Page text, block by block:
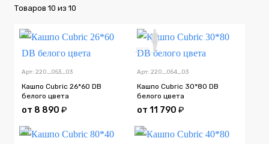
Товаров 10 из 10
Арт: 220_053_03
Кашпо Cubric 26*60 DB
белого цвета
от 8 890 ₽
Арт: 220_054_03
Кашпо Cubric 30*80 DB
белого цвета
от 11 790 ₽